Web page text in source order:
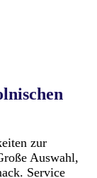
zur
Auswahl,
Service